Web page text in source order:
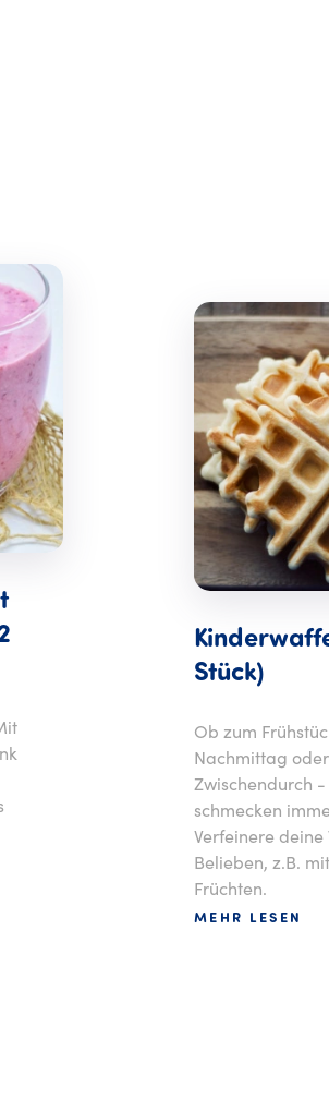
Stück)
Ob zum
Nachmittag oder
Zwischendurch
schmecken
Verfeinere deine
Belieben, z.B.
Früchten.
MEHR LESEN